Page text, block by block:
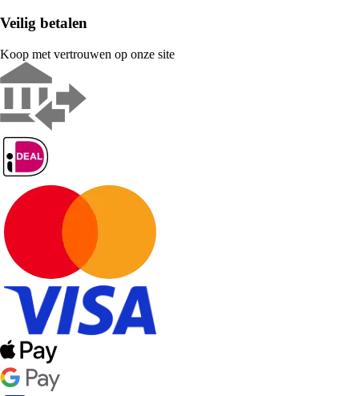
Veilig betalen
Koop met vertrouwen op onze site